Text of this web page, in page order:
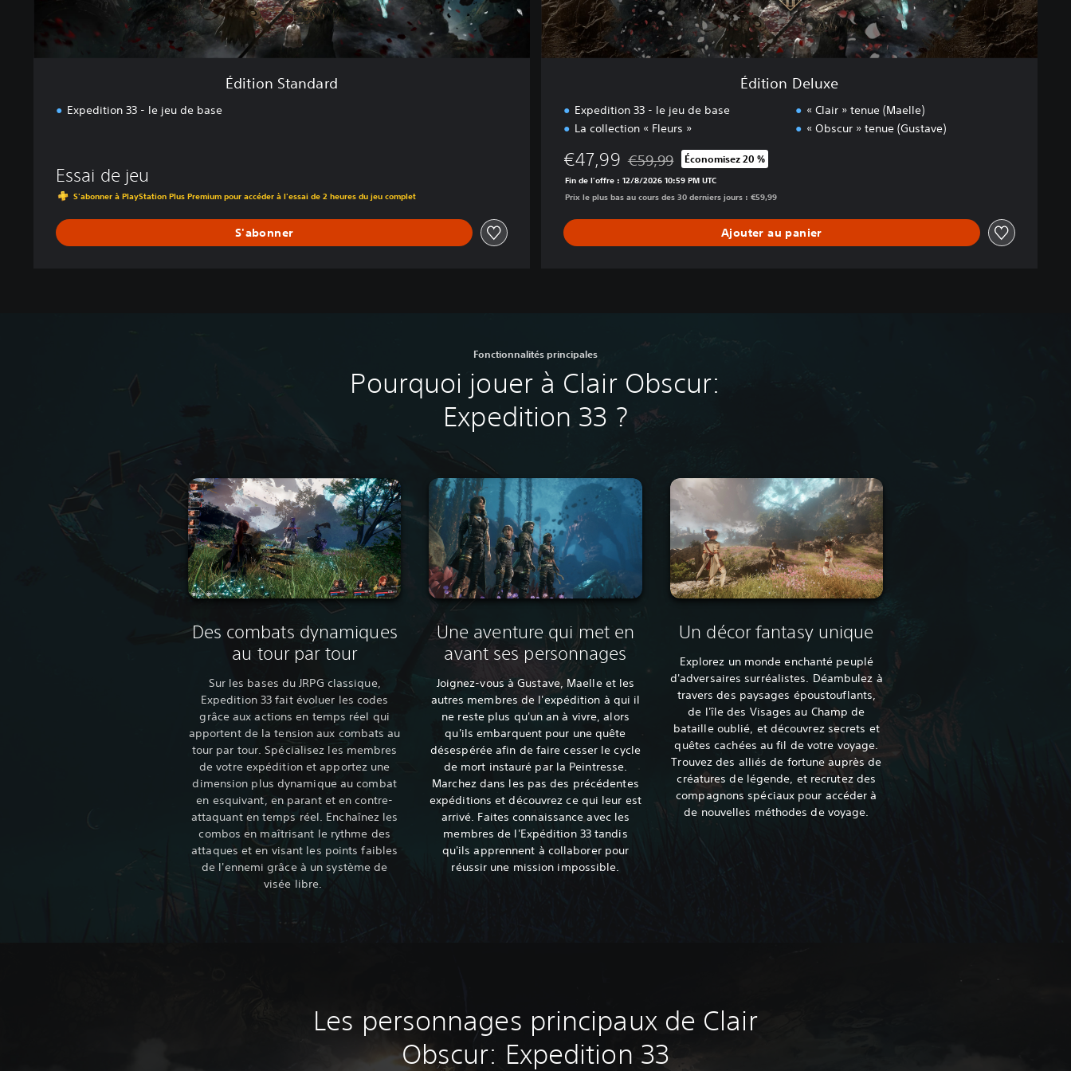
Édition Standard
Expedition 33 - le jeu de base
Essai de jeu
S'abonner à PlayStation Plus Premium pour accéder à l'essai de 2 heures du jeu complet
S'abonner
Édition Deluxe
Expedition 33 - le jeu de base
La collection « Fleurs »
« Clair » tenue (Maelle)
« Obscur » tenue (Gustave)
€47,99 Remise par rapport au prix d'origine de €59,99
€59,99 Économisez 20 %
Fin de l'offre : 12/8/2026 10:59 PM UTC
Prix le plus bas au cours des 30 derniers jours : €59,99
Ajouter au panier
Fonctionnalités principales
Pourquoi jouer à Clair Obscur:
Expedition 33 ?
Des combats dynamiques
au tour par tour
Sur les bases du JRPG classique,
Expedition 33 fait évoluer les codes
grâce aux actions en temps réel qui
apportent de la tension aux combats au
tour par tour. Spécialisez les membres
de votre expédition et apportez une
dimension plus dynamique au combat
en esquivant, en parant et en contre-
attaquant en temps réel. Enchaînez les
combos en maîtrisant le rythme des
attaques et en visant les points faibles
de l'ennemi grâce à un système de
visée libre.‎
Une aventure qui met en
avant ses personnages
Joignez-vous à Gustave, Maelle et les
autres membres de l'expédition à qui il
ne reste plus qu'un an à vivre, alors
qu'ils embarquent pour une quête
désespérée afin de faire cesser le cycle
de mort instauré par la Peintresse.
Marchez dans les pas des précédentes
expéditions et découvrez ce qui leur est
arrivé. Faites connaissance avec les
membres de l'Expédition 33 tandis
qu'ils apprennent à collaborer pour
réussir une mission impossible.
Un décor fantasy unique
Explorez un monde enchanté peuplé
d'adversaires surréalistes. Déambulez à
travers des paysages époustouflants,
de l'île des Visages au Champ de
bataille oublié, et découvrez secrets et
quêtes cachées au fil de votre voyage.
Trouvez des alliés de fortune auprès de
créatures de légende, et recrutez des
compagnons spéciaux pour accéder à
de nouvelles méthodes de voyage.
Les personnages principaux de Clair
Obscur: Expedition 33